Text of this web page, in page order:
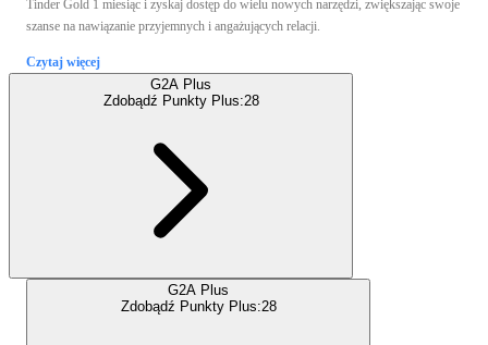
Tinder Gold 1 miesiąc i zyskaj dostęp do wielu nowych narzędzi, zwiększając swoje
szanse na nawiązanie przyjemnych i angażujących relacji.
Czytaj więcej
G2A Plus
Zdobądź Punkty Plus:28
G2A Plus
Zdobądź Punkty Plus:28